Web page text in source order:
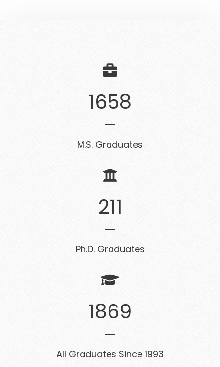
1658
M.S. Graduates
211
Ph.D. Graduates
1869
All Graduates Since 1993